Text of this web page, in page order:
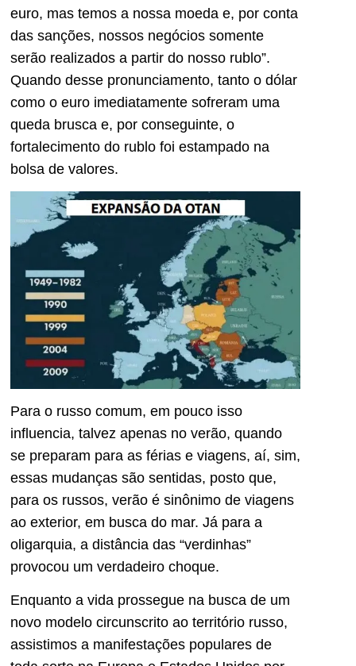
euro, mas temos a nossa moeda e, por conta
das sanções, nossos negócios somente
serão realizados a partir do nosso rublo”.
Quando desse pronunciamento, tanto o dólar
como o euro imediatamente sofreram uma
queda brusca e, por conseguinte, o
fortalecimento do rublo foi estampado na
bolsa de valores.
Para o russo comum, em pouco isso
influencia, talvez apenas no verão, quando
se preparam para as férias e viagens, aí, sim,
essas mudanças são sentidas, posto que,
para os russos, verão é sinônimo de viagens
ao exterior, em busca do mar. Já para a
oligarquia, a distância das “verdinhas”
provocou um verdadeiro choque.
Enquanto a vida prossegue na busca de um
novo modelo circunscrito ao território russo,
assistimos a manifestações populares de